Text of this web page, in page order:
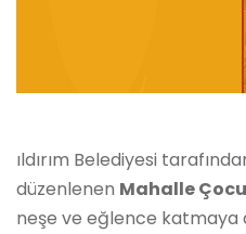
ıldırım Belediyesi
düzenlenen Mahalle
neşe ve eğlence katmaya